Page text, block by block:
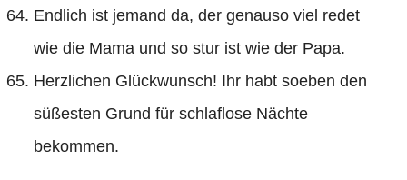
Endlich ist jemand da, der genauso viel redet
wie die Mama und so stur ist wie der Papa.
Herzlichen Glückwunsch! Ihr habt soeben den
süßesten Grund für schlaflose Nächte
bekommen.